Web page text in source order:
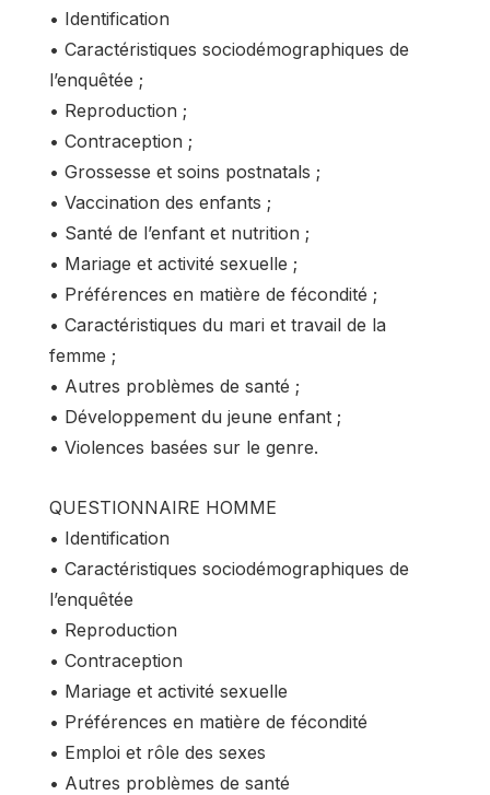
• Identification
• Caractéristiques sociodémographiques de
l’enquêtée ;
• Reproduction ;
• Contraception ;
• Grossesse et soins postnatals ;
• Vaccination des enfants ;
• Santé de l’enfant et nutrition ;
• Mariage et activité sexuelle ;
• Préférences en matière de fécondité ;
• Caractéristiques du mari et travail de la
femme ;
• Autres problèmes de santé ;
• Développement du jeune enfant ;
• Violences basées sur le genre.
QUESTIONNAIRE HOMME
• Identification
• Caractéristiques sociodémographiques de
l’enquêtée
• Reproduction
• Contraception
• Mariage et activité sexuelle
• Préférences en matière de fécondité
• Emploi et rôle des sexes
• Autres problèmes de santé